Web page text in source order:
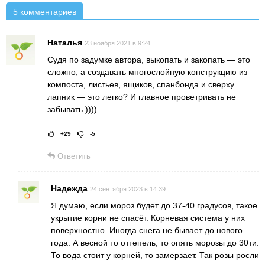
5 комментариев
Наталья 23 ноября 2021 в 9:24
Судя по задумке автора, выкопать и закопать — это
сложно, а создавать многослойную конструкцию из
компоста, листьев, ящиков, спанбонда и сверху
лапник — это легко? И главное проветривать не
забывать ))))
Рейтинг статьи:
+29 -5
Ответить
Надежда 24 сентября 2023 в 14:39
Я думаю, если мороз будет до 37-40 градусов, такое
укрытие корни не спасёт. Корневая система у них
поверхностно. Иногда снега не бывает до нового
года. А весной то оттепель, то опять морозы до 30ти.
То вода стоит у корней, то замерзает. Так розы росли